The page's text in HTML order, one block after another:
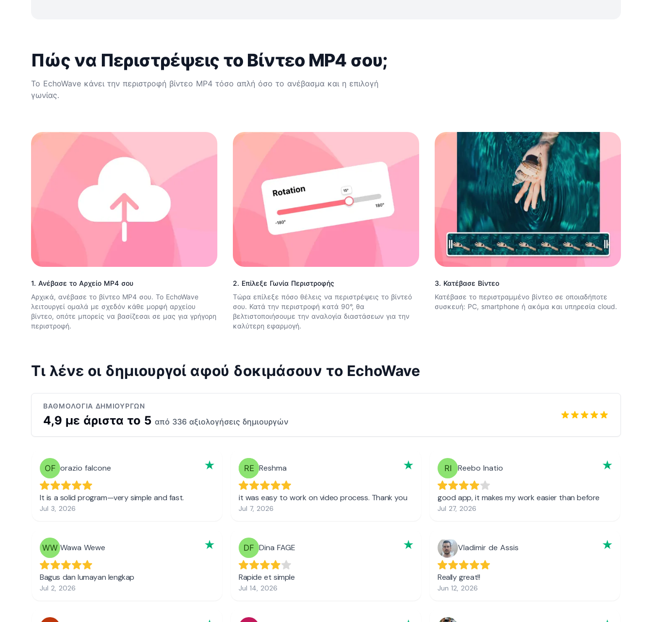
Πώς να Περιστρέψεις το Βίντεο MP4 σου;
Το EchoWave κάνει την περιστροφή βίντεο MP4 τόσο απλή όσο το ανέβασμα και η επιλογή
γωνίας.
1. Ανέβασε το Αρχείο MP4 σου
Αρχικά, ανέβασε το βίντεο MP4 σου. Το EchoWave
λειτουργεί ομαλά με σχεδόν κάθε μορφή αρχείου
βίντεο, οπότε μπορείς να βασίζεσαι σε μας για γρήγορη
περιστροφή.
2. Επίλεξε Γωνία Περιστροφής
Τώρα επίλεξε πόσο θέλεις να περιστρέψεις το βίντεό
σου. Κατά την περιστροφή κατά 90°, θα
βελτιστοποιήσουμε την αναλογία διαστάσεων για την
καλύτερη εφαρμογή.
3. Κατέβασε Βίντεο
Κατέβασε το περιστραμμένο βίντεο σε οποιαδήποτε
συσκευή: PC, smartphone ή ακόμα και υπηρεσία cloud.
Τι λένε οι δημιουργοί αφού δοκιμάσουν το EchoWave
ΒΑΘΜΟΛΟΓΊΑ ΔΗΜΙΟΥΡΓΏΝ
4,9 με άριστα το 5 από 336 αξιολογήσεις δημιουργών